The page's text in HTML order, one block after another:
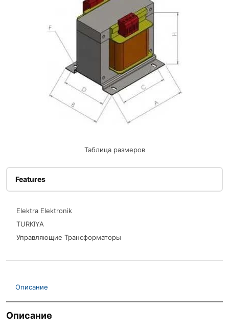
Таблица размеров
Features
Elektra Elektronik
TURKIYA
Управляющие Трансформаторы
Описание
Описание